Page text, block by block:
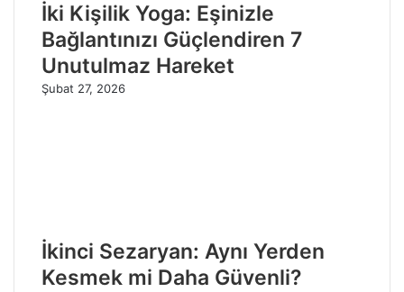
İki Kişilik Yoga: Eşinizle
Bağlantınızı Güçlendiren 7
Unutulmaz Hareket
Şubat 27, 2026
İkinci Sezaryan: Aynı Yerden
Kesmek mi Daha Güvenli?